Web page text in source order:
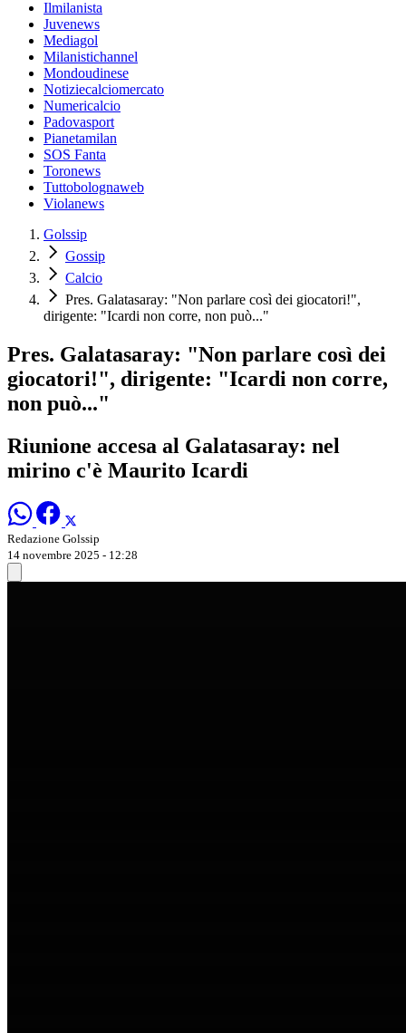
Ilmilanista
Juvenews
Mediagol
Milanistichannel
Mondoudinese
Notiziecalciomercato
Numericalcio
Padovasport
Pianetamilan
SOS Fanta
Toronews
Tuttobolognaweb
Violanews
Golssip
Gossip
Calcio
Pres. Galatasaray: "Non parlare così dei giocatori!",
dirigente: "Icardi non corre, non può..."
Pres. Galatasaray: "Non parlare così dei
giocatori!", dirigente: "Icardi non corre,
non può..."
Riunione accesa al Galatasaray: nel
mirino c'è Maurito Icardi
Redazione Golssip
14 novembre 2025 - 12:28